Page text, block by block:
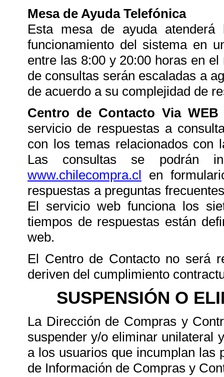
Mesa de Ayuda Telefónica
Esta mesa de ayuda
funcionamiento del sistema en
entre las 8:00 y 20:00 horas en
de consultas serán escaladas a
de acuerdo a su complejidad de
Centro de Contacto Via
servicio de respuestas a
con los temas relacionados con
Las consultas se podrán
www.chilecompra.cl en
respuestas a preguntas
El servicio web funciona los
tiempos de respuestas están
web.
El Centro de Contacto no será
deriven del cumplimiento
SUSPENSIÓN O
La Dirección de Compras y
suspender y/o eliminar unilateral
a los usuarios que incumplan las
de Información de Compras y